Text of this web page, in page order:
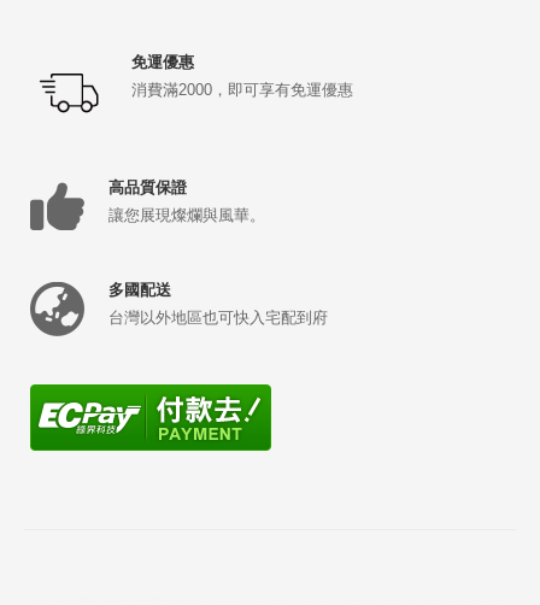
免運優惠
消費滿2000，即可享有免運優惠
高品質保證
讓您展現燦爛與風華。
多國配送
台灣以外地區也可快入宅配到府